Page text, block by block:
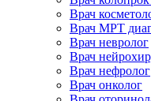
Врач
Врач МРТ
Врач невролог
Врач
Врач нефролог
Врач онколог